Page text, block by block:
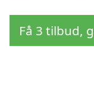
Få 3 tilbud,